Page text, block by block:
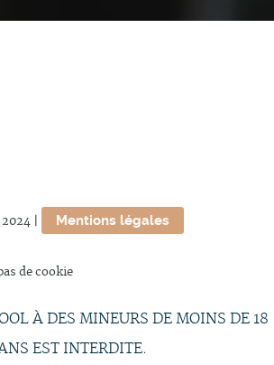
| Mentions légales
de cookie
À DES MINEURS DE MOINS DE 18
EST INTERDITE.